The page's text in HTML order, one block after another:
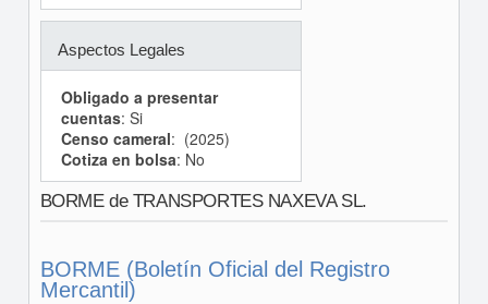
Aspectos Legales
Obligado a presentar
cuentas: Si
Censo cameral: (2025)
Cotiza en bolsa: No
BORME de TRANSPORTES NAXEVA SL.
BORME (Boletín Oficial del Registro
Mercantil)